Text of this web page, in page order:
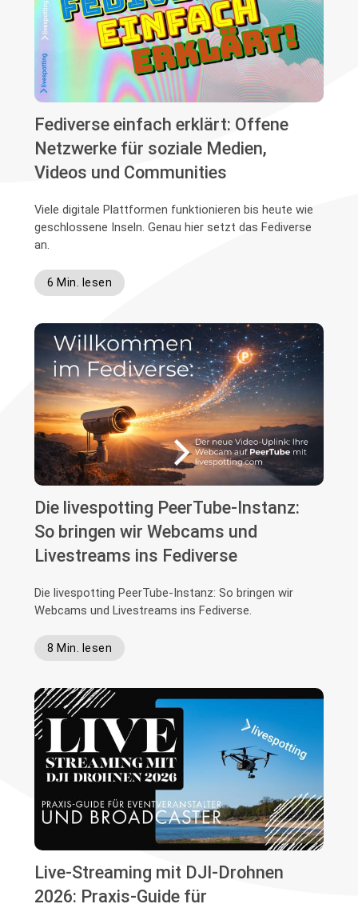
Fediverse einfach erklärt: Offene
Netzwerke für soziale Medien,
Videos und Communities
Viele digitale Plattformen funktionieren bis heute wie
geschlossene Inseln. Genau hier setzt das Fediverse
an.
6 Min. lesen
Die livespotting PeerTube-Instanz:
So bringen wir Webcams und
Livestreams ins Fediverse
Die livespotting PeerTube-Instanz: So bringen wir
Webcams und Livestreams ins Fediverse.
8 Min. lesen
Live-Streaming mit DJI-Drohnen
2026: Praxis-Guide für